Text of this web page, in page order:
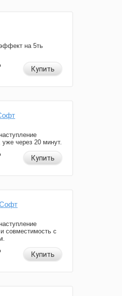
на 5ть
Купить
через 20 минут.
Купить
совместимость с
Купить